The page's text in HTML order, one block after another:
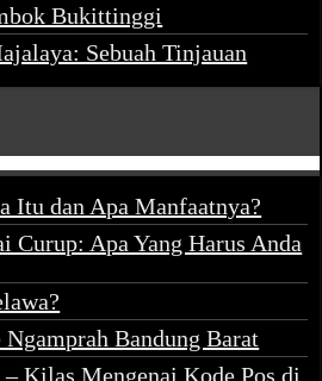
Bukittinggi
Sebuah Tinjauan
Itu dan Apa Manfaatnya?
Curup: Apa Yang Harus Anda
Bandung Barat
– Kilas Mengenai Kode Pos di